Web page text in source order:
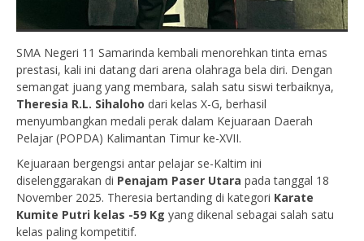
SMA Negeri 11 Samarinda kembali menorehkan tinta emas
prestasi, kali ini datang dari arena olahraga bela diri. Dengan
semangat juang yang membara, salah satu siswi terbaiknya,
Theresia R.L. Sihaloho dari kelas X-G, berhasil
menyumbangkan medali perak dalam Kejuaraan Daerah
Pelajar (POPDA) Kalimantan Timur ke-XVII.
Kejuaraan bergengsi antar pelajar se-Kaltim ini
diselenggarakan di Penajam Paser Utara pada tanggal 18
November 2025. Theresia bertanding di kategori Karate
Kumite Putri kelas -59 Kg yang dikenal sebagai salah satu
kelas paling kompetitif.